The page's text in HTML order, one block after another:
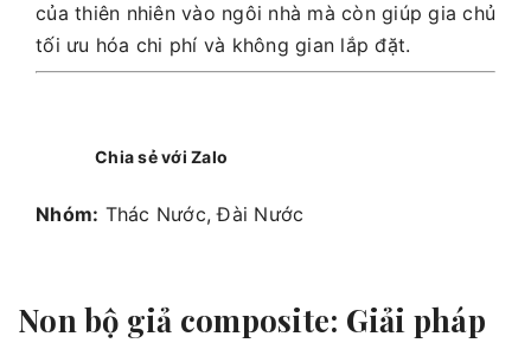
của thiên nhiên vào ngôi nhà mà còn giúp gia chủ
tối ưu hóa chi phí và không gian lắp đặt.
Chia sẻ với Zalo
Nhóm: Thác Nước, Đài Nước
Non bộ giả composite: Giải pháp